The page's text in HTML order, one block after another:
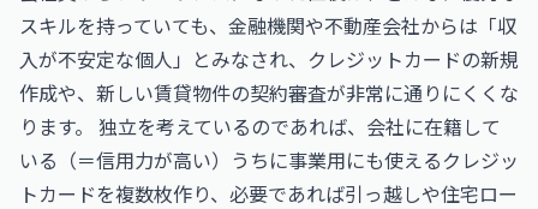
スキルを持っていても、金融機関や不動産会社からは「収
入が不安定な個人」とみなされ、クレジットカードの新規
作成や、新しい賃貸物件の契約審査が非常に通りにくくな
ります。 独立を考えているのであれば、会社に在籍して
いる（＝信用力が高い）うちに事業用にも使えるクレジッ
トカードを複数枚作り、必要であれば引っ越しや住宅ロー